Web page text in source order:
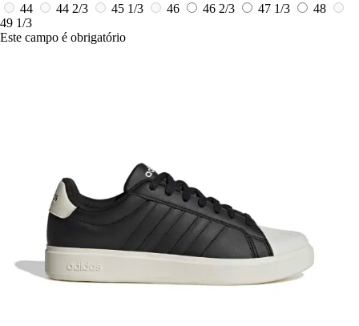
44
44 2/3 45 1/3 46 46 2/3 47 1/3
48
49 1/3
Este campo é obrigatório